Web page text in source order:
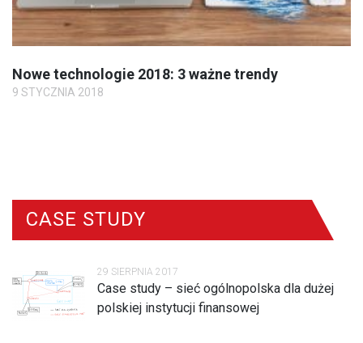
Nowe technologie 2018: 3 ważne trendy
9 STYCZNIA 2018
CASE STUDY
29 SIERPNIA 2017
Case study – sieć ogólnopolska dla dużej
polskiej instytucji finansowej